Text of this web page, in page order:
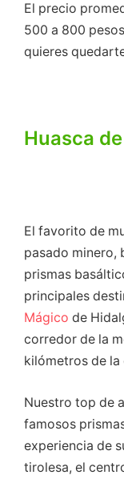
El precio
500 a 800
quieres
Huasca
El favorito de
pasado minero,
prismas
principales
Mágico de
corredor de la
kilómetros de la
Nuestro top de
famosos
experiencia de
tirolesa, el